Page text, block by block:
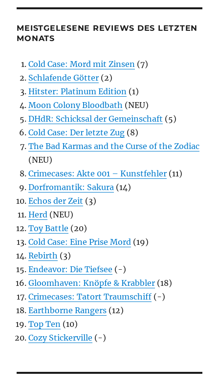
MEISTGELESENE REVIEWS DES LETZTEN
MONATS
Cold Case: Mord mit Zinsen (7)
Schlafende Götter (2)
Hitster: Platinum Edition (1)
Moon Colony Bloodbath (NEU)
DHdR: Schicksal der Gemeinschaft (5)
Cold Case: Der letzte Zug (8)
The Bad Karmas and the Curse of the Zodiac
(NEU)
Crimecases: Akte 001 – Kunstfehler (11)
Dorfromantik: Sakura (14)
Echos der Zeit (3)
Herd (NEU)
Toy Battle (20)
Cold Case: Eine Prise Mord (19)
Rebirth (3)
Endeavor: Die Tiefsee (-)
Gloomhaven: Knöpfe & Krabbler (18)
Crimecases: Tatort Traumschiff (-)
Earthborne Rangers (12)
Top Ten (10)
Cozy Stickerville (-)